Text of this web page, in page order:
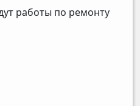
работы по ремонту